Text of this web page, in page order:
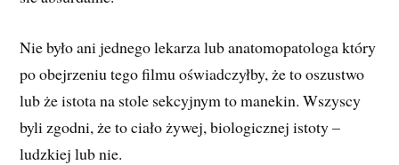
Nie było ani jednego lekarza lub anatomopatologa który
po obejrzeniu tego filmu oświadczyłby, że to oszustwo
lub że istota na stole sekcyjnym to manekin. Wszyscy
byli zgodni, że to ciało żywej, biologicznej istoty –
ludzkiej lub nie.